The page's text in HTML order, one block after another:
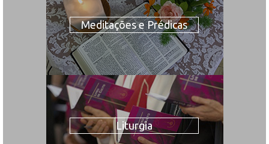
Meditações e Prédicas
Liturgia